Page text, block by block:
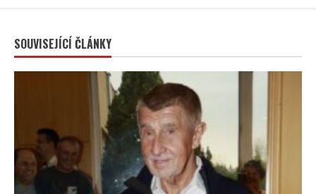
SOUVISEJÍCÍ ČLÁNKY